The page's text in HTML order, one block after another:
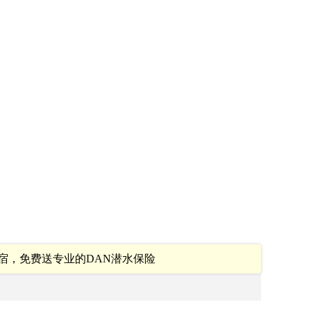
，免费送专业的DAN潜水保险